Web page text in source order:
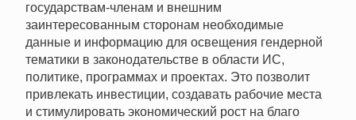
государствам-членам и внешним
заинтересованным сторонам необходимые
данные и информацию для освещения гендерной
тематики в законодательстве в области ИС,
политике, программах и проектах. Это позволит
привлекать инвестиции, создавать рабочие места
и стимулировать экономический рост на благо